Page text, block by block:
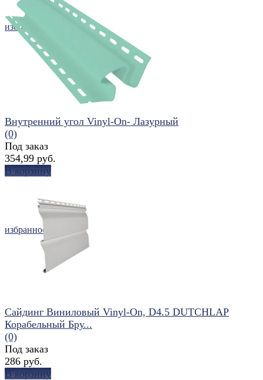
избранное сравнить
избранное
Внутренний угол Vinyl-On- Лазурный
(0)
Под заказ
354,99 руб.
В корзину
Сайдинг Виниловый Vinyl-On, D4.5 DUTCHLAP
Корабельный Бру...
(0)
Под заказ
286 руб.
В корзину